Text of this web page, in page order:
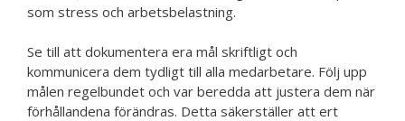
som stress och arbetsbelastning.
Se till att dokumentera era mål skriftligt och
kommunicera dem tydligt till alla medarbetare. Följ upp
målen regelbundet och var beredda att justera dem när
förhållandena förändras. Detta säkerställer att ert